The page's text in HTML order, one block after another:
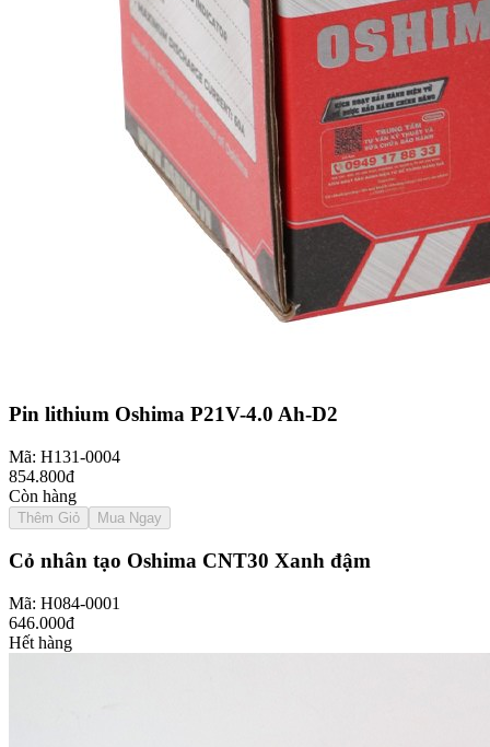
Pin lithium Oshima P21V-4.0 Ah-D2
Mã: H131-0004
854.800đ
Còn hàng
Thêm Giỏ Mua Ngay
Cỏ nhân tạo Oshima CNT30 Xanh đậm
Mã: H084-0001
646.000đ
Hết hàng